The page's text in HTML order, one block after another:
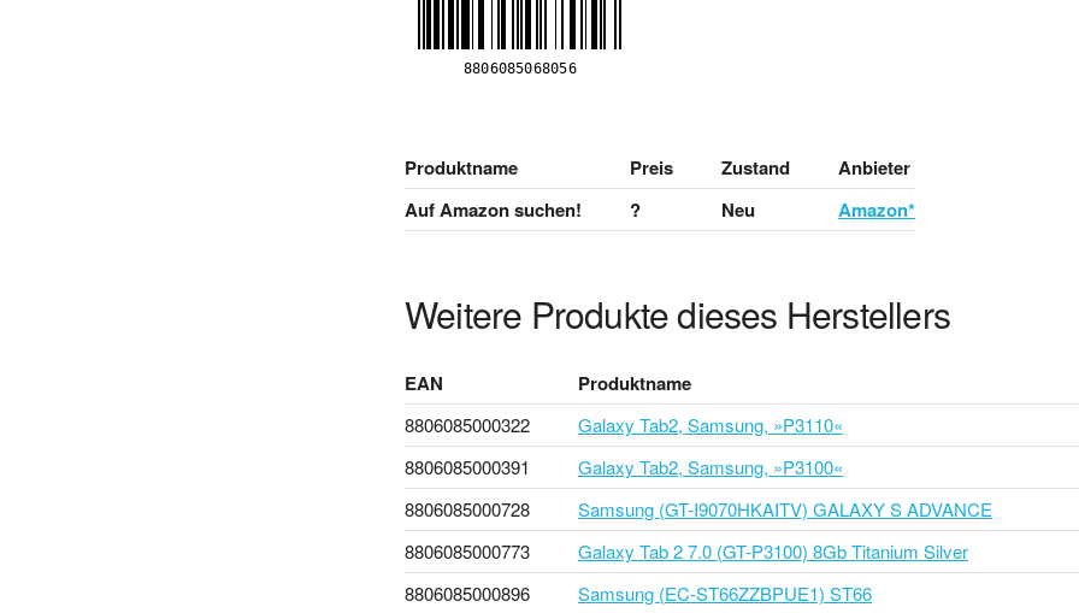
Produktname Preis Zustand
Anbieter
Auf Amazon suchen!
? Neu Amazon*
Weitere Produkte dieses Herstellers
EAN Produktname
8806085000322
Galaxy Tab2, Samsung, »P3110«
8806085000391
Galaxy Tab2, Samsung, »P3100«
8806085000728
Samsung (GT-I9070HKAITV) GALAXY S ADVANCE
8806085000773
Galaxy Tab 2 7.0 (GT-P3100) 8Gb Titanium Silver
8806085000896
Samsung (EC-ST66ZZBPUE1) ST66